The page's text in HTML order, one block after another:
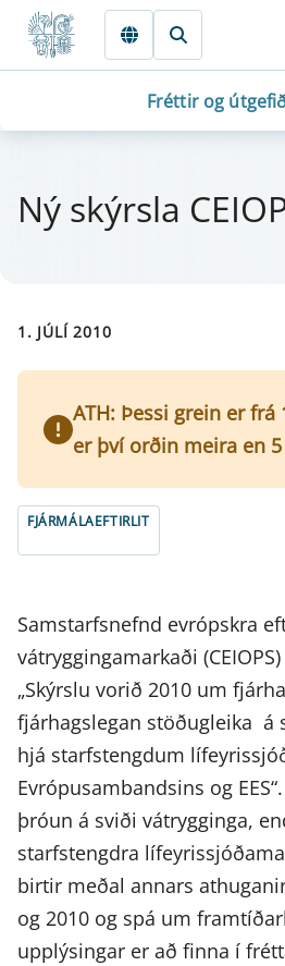
Fara beint í Meginmál
Fréttir og
Ný skýrsla
1. JÚLÍ 2010
ATH: Þessi grein er frá
er því orðin meira en
FJÁRMÁLAEFTIRLIT
Samstarfsnefnd evrópskra
vátryggingamarkaði
„Skýrslu vorið 2010 um
fjárhagslegan stöðugleika á
hjá starfstengdum
Evrópusambandsins og
þróun á sviði vátrygginga,
starfstengdra
birtir meðal annars
og 2010 og spá um
upplýsingar er að finna í